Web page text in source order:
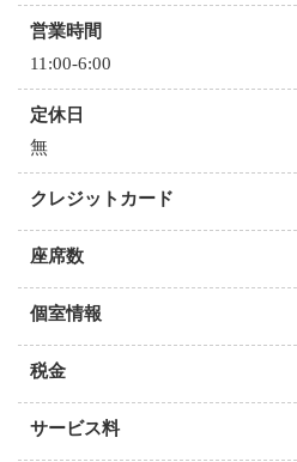
営業時間
11:00-6:00
定休日
無
クレジットカード
座席数
個室情報
税金
サービス料